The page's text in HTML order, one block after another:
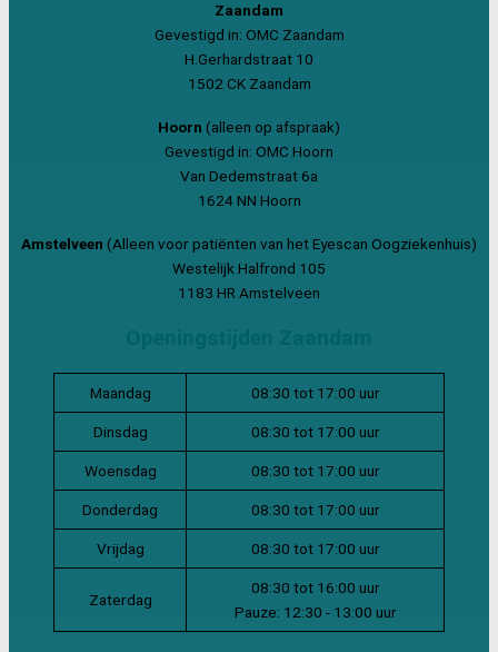
Zaandam
Gevestigd in: OMC Zaandam
H.Gerhardstraat 10
1502 CK Zaandam
Hoorn (alleen op afspraak)
Gevestigd in: OMC Hoorn
Van Dedemstraat 6a
1624 NN Hoorn
Amstelveen (Alleen voor patiënten van het Eyescan Oogziekenhuis)
Westelijk Halfrond 105
1183 HR Amstelveen
Maandag 08:30 tot 17:00 uur
Dinsdag 08:30 tot 17:00 uur
Woensdag 08:30 tot 17:00 uur
Donderdag 08:30 tot 17:00 uur
Vrijdag 08:30 tot 17:00 uur
Zaterdag
08:30 tot 16:00 uur
Pauze: 12:30 - 13:00 uur